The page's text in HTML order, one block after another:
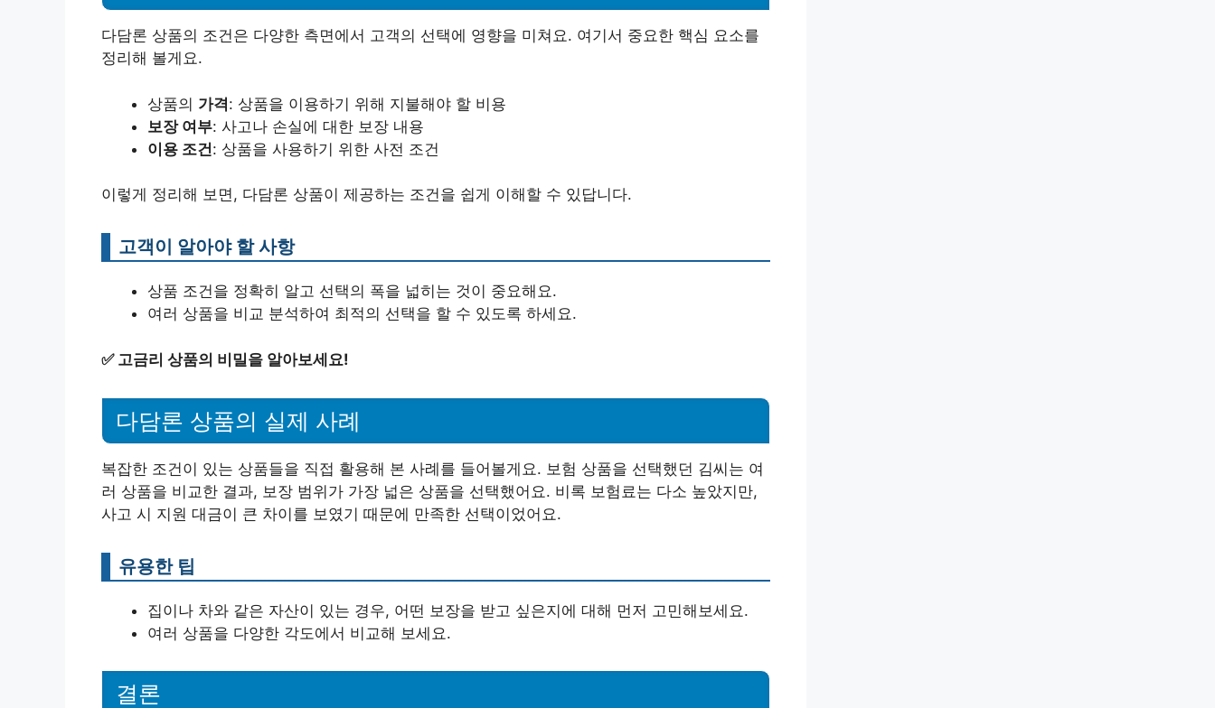
다담론 상품의 조건은 다양한 측면에서 고객의 선택에 영향을 미쳐요. 여기서 중요한 핵심 요소를
정리해 볼게요.
상품의 가격: 상품을 이용하기 위해 지불해야 할 비용
보장 여부: 사고나 손실에 대한 보장 내용
이용 조건: 상품을 사용하기 위한 사전 조건
이렇게 정리해 보면, 다담론 상품이 제공하는 조건을 쉽게 이해할 수 있답니다.
고객이 알아야 할 사항
상품 조건을 정확히 알고 선택의 폭을 넓히는 것이 중요해요.
여러 상품을 비교 분석하여 최적의 선택을 할 수 있도록 하세요.
✅ 고금리 상품의 비밀을 알아보세요!
다담론 상품의 실제 사례
복잡한 조건이 있는 상품들을 직접 활용해 본 사례를 들어볼게요. 보험 상품을 선택했던 김씨는 여
러 상품을 비교한 결과, 보장 범위가 가장 넓은 상품을 선택했어요. 비록 보험료는 다소 높았지만,
사고 시 지원 대금이 큰 차이를 보였기 때문에 만족한 선택이었어요.
유용한 팁
집이나 차와 같은 자산이 있는 경우, 어떤 보장을 받고 싶은지에 대해 먼저 고민해보세요.
여러 상품을 다양한 각도에서 비교해 보세요.
결론